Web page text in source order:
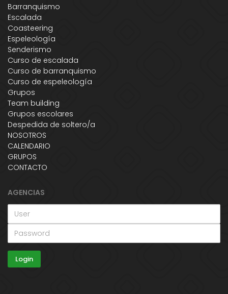
Barranquismo
Escalada
Coasteering
Espeleología
Senderismo
Curso de escalada
Curso de barranquismo
Curso de espeleología
Grupos
Team building
Grupos escolares
Despedida de soltero/a
NOSOTROS
CALENDARIO
GRUPOS
CONTACTO
AGENCIAS